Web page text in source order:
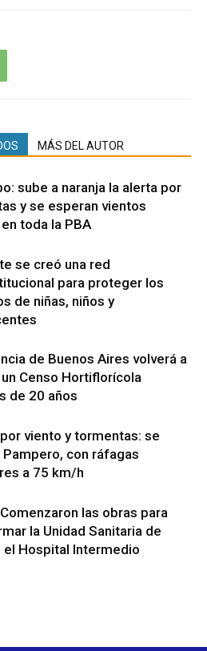
MÁS DEL AUTOR
sube a naranja la alerta por
y se esperan vientos
toda la PBA
se creó una red
para proteger los
de niñas, niños y
de Buenos Aires volverá a
Censo Hortiflorícola
de 20 años
viento y tormentas: se
Pampero, con ráfagas
a 75 km/h
las obras para
la Unidad Sanitaria de
el Hospital Intermedio